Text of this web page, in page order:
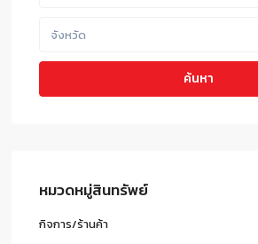
จังหวัด
ค้นหา
หมวดหมู่สินทรัพย์
กิจการ/ร้านค้า